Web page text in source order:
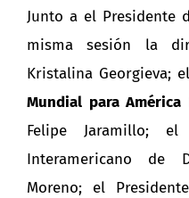
Junto a el Presidente
misma sesión la
Kristalina Georgieva;
Mundial para
Felipe Jaramillo; el
Interamericano de
Moreno; el